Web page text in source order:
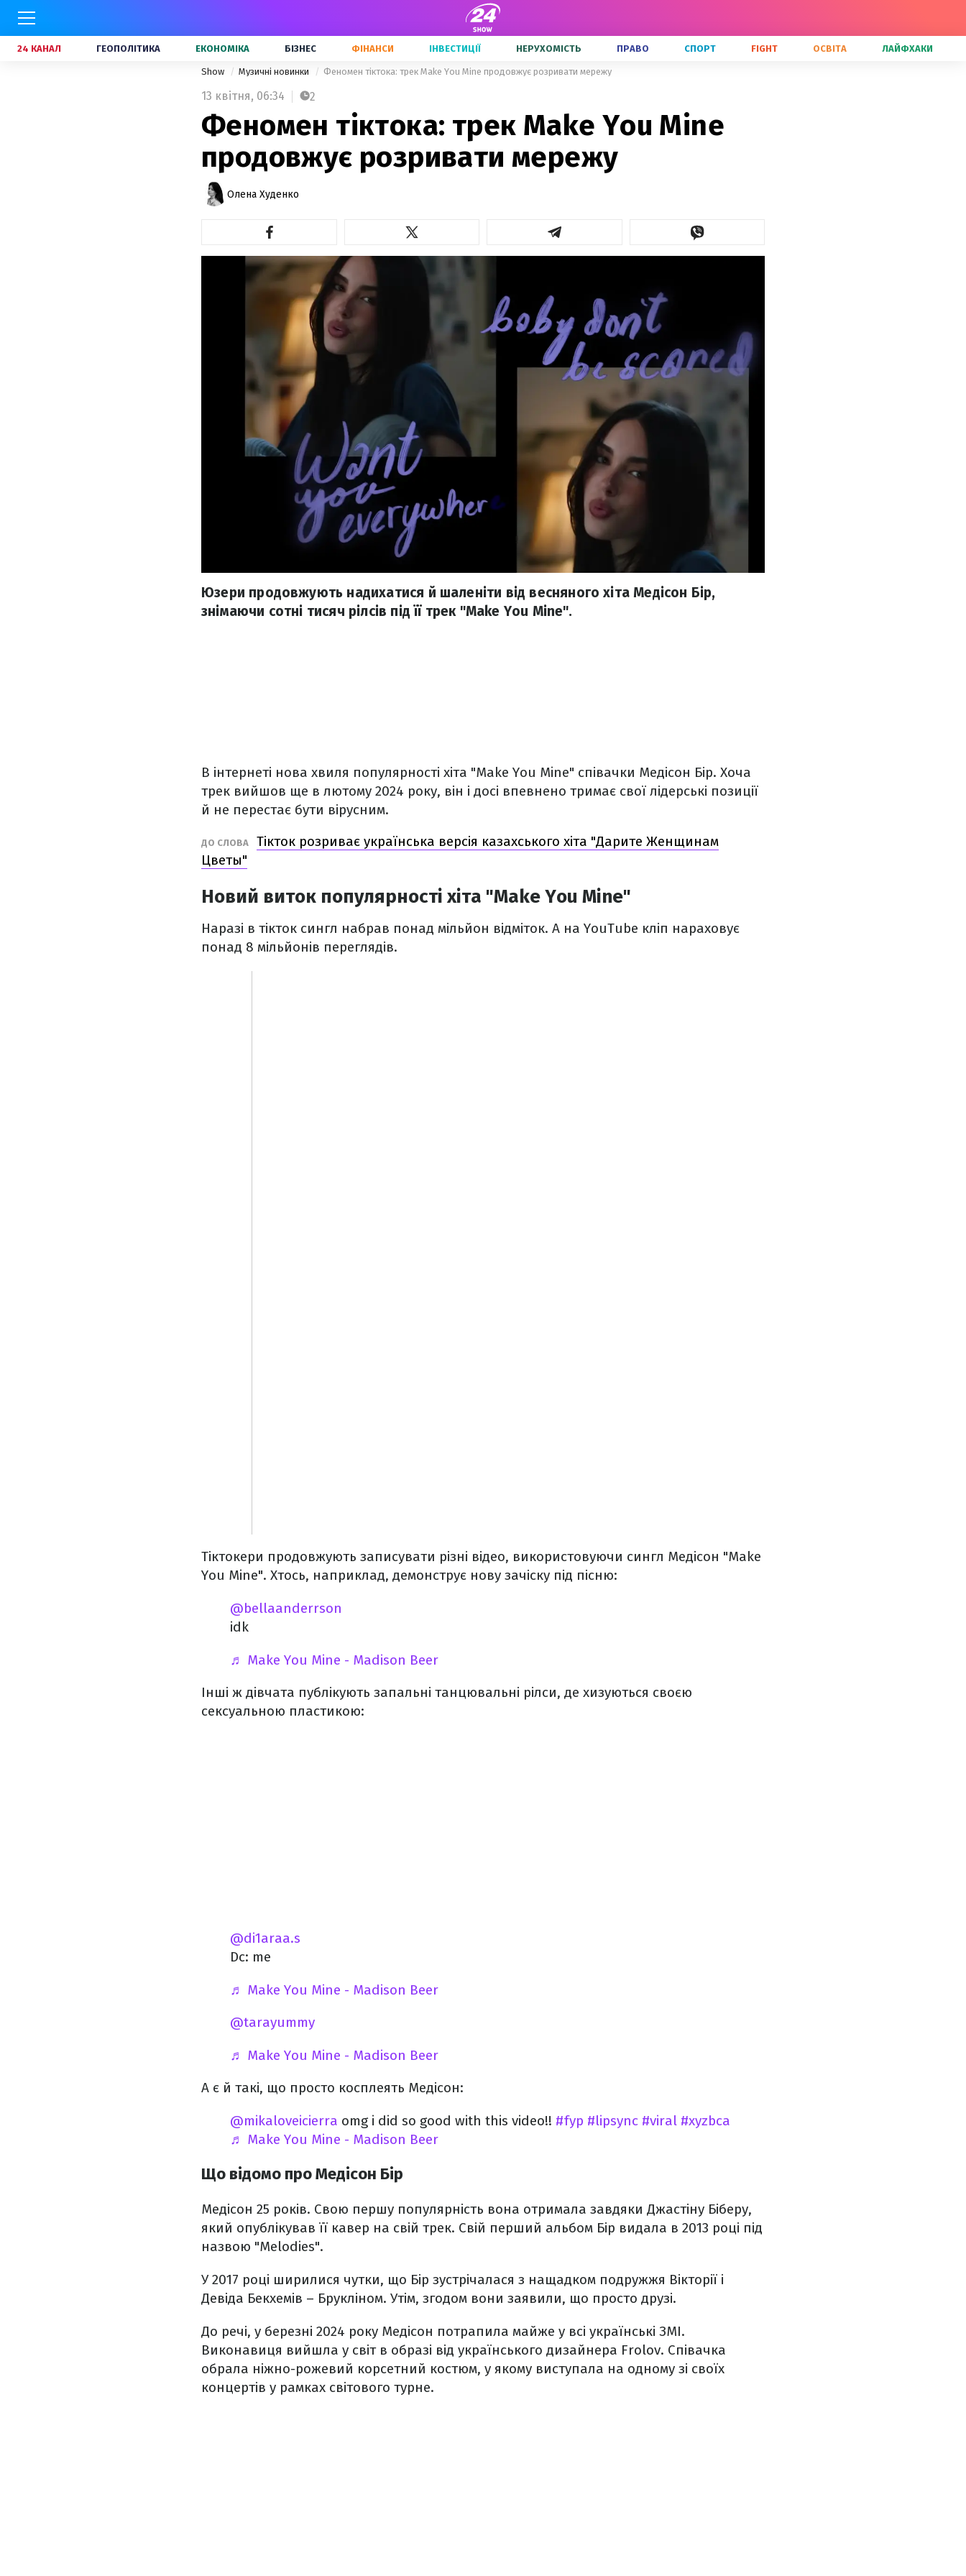
24 КАНАЛ ГЕОПОЛІТИКА ЕКОНОМІКА БІЗНЕС ФІНАНСИ ІНВЕСТИЦІЇ НЕРУХОМІСТЬ ПРАВО СПОРТ FIGHT ОСВІТА ЛАЙФХАКИ
Show Музичні новинки Феномен тіктока: трек Make You Mine продовжує розривати мережу
13 квітня, 06:34 2
Феномен тіктока: трек Make You Mine
продовжує розривати мережу
Олена Худенко
Юзери продовжують надихатися й шаленіти від весняного хіта Медісон Бір,
знімаючи сотні тисяч рілсів під її трек "Make You Mine".
В інтернеті нова хвиля популярності хіта "Make You Mine" співачки Медісон Бір. Хоча
трек вийшов ще в лютому 2024 року, він і досі впевнено тримає свої лідерські позиції
й не перестає бути вірусним.
ДО СЛОВА
Тікток розриває українська версія казахського хіта "Дарите Женщинам
Цветы"
Новий виток популярності хіта "Make You Mine"
Наразі в тікток сингл набрав понад мільйон відміток. А на YouTube кліп нараховує
понад 8 мільйонів переглядів.
Тіктокери продовжують записувати різні відео, використовуючи сингл Медісон "Make
You Mine". Хтось, наприклад, демонструє нову зачіску під пісню:
@bellaanderrson
idk
♬ Make You Mine - Madison Beer
Інші ж дівчата публікують запальні танцювальні рілси, де хизуються своєю
сексуальною пластикою:
@di1araa.s
Dc: me
♬ Make You Mine - Madison Beer
@tarayummy
♬ Make You Mine - Madison Beer
А є й такі, що просто косплеять Медісон:
@mikaloveicierra omg i did so good with this video!! #fyp #lipsync #viral #xyzbca
♬ Make You Mine - Madison Beer
Що відомо про Медісон Бір
Медісон 25 років. Свою першу популярність вона отримала завдяки Джастіну Біберу,
який опублікував її кавер на свій трек. Свій перший альбом Бір видала в 2013 році під
назвою "Melodies".
У 2017 році ширилися чутки, що Бір зустрічалася з нащадком подружжя Вікторії і
Девіда Бекхемів – Брукліном. Утім, згодом вони заявили, що просто друзі.
До речі, у березні 2024 року Медісон потрапила майже у всі українські ЗМІ.
Виконавиця вийшла у світ в образі від українського дизайнера Frolov. Співачка
обрала ніжно-рожевий корсетний костюм, у якому виступала на одному зі своїх
концертів у рамках світового турне.